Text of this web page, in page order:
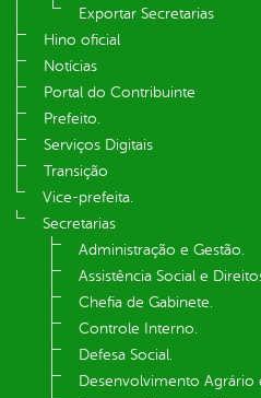
Exportar Secretarias
Hino oficial
Notícias
Portal do Contribuinte
Prefeito.
Serviços Digitais
Transição
Vice-prefeita.
Secretarias
Administração e Gestão.
Assistência Social e
Chefia de Gabinete.
Controle Interno.
Defesa Social.
Desenvolvimento Agrário